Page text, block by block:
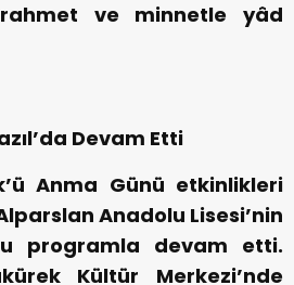
ve minnetle yâd
Devam Etti
Anma Günü etkinlikleri
Anadolu Lisesi’nin
programla devam etti.
Kültür Merkezi’nde